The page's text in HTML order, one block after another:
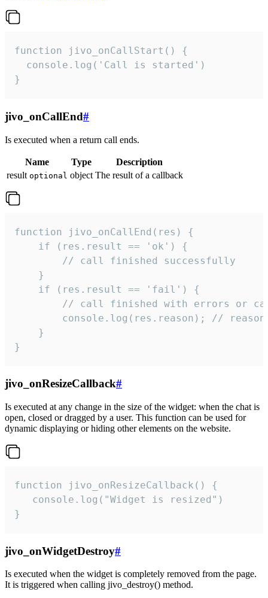
function jivo_onCallStart() {
  console.log('Call is started')
}
jivo_onCallEnd#
Is executed when a return call ends.
Name Type
Description
result optional object The result of a callback
function jivo_onCallEnd(res) {
    if (res.result == 'ok') {
        // call finished successfully
    }
    if (res.result == 'fail') {
// call finished with errors or
console.log(res.reason); //
    }
}
jivo_onResizeCallback#
Is executed at any change in the size of the widget: when the chat is
open, closed or dragged by a user. This function can be used for
dynamic displaying or hiding other elements on the website.
function jivo_onResizeCallback() {
   console.log("Widget is resized")
}
jivo_onWidgetDestroy#
Is executed when the widget is completely removed from the page.
It is triggered when calling jivo_destroy() method.